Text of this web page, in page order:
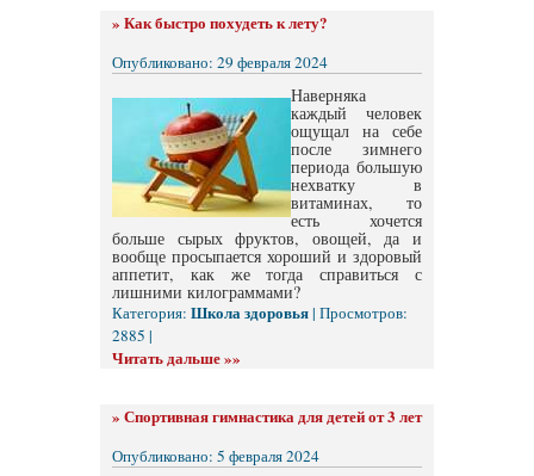
» Как быстро похудеть к лету?
Опубликовано: 29 февраля 2024
Наверняка
каждый человек
ощущал на себе
после зимнего
периода большую
нехватку в
витаминах, то
есть хочется
больше сырых фруктов, овощей, да и
вообще просыпается хороший и здоровый
аппетит, как же тогда справиться с
лишними килограммами?
Категория: Школа здоровья| Просмотров:
2885 |
Читать дальше »»
» Спортивная гимнастика для детей от 3 лет
Опубликовано: 5 февраля 2024